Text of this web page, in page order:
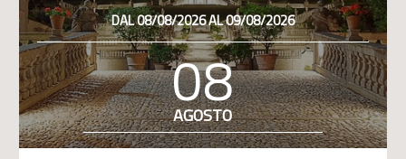
DAL 08/08/2026 AL 09/08/2026
08
AGOSTO